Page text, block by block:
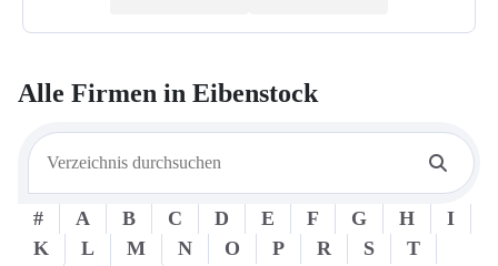
Alle Firmen in Eibenstock
# A B C D E F G H
I
K
L M N O P R S
T